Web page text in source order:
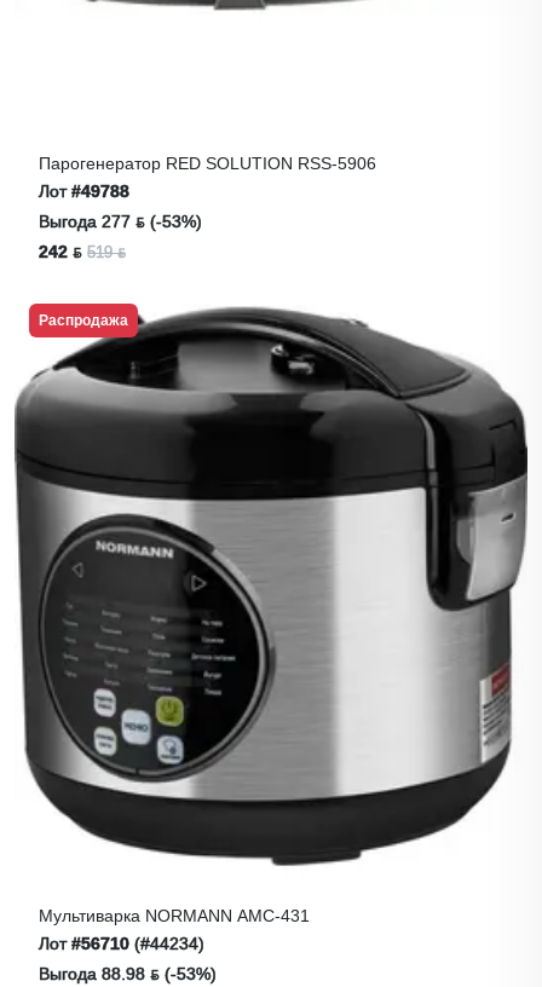
Парогенератор RED SOLUTION RSS-5906
Лот#49788
Выгода 277 ƃ (-53%)
242 ƃ 519 ƃ
Распродажа
Мультиварка NORMANN AMC-431
Лот#56710 (#44234)
Выгода 88.98 ƃ (-53%)